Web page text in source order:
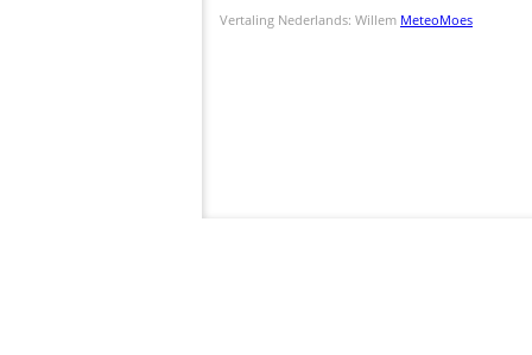
Vertaling Nederlands: Willem MeteoMoes